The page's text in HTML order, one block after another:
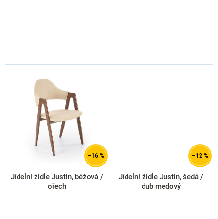
–16 %
Jídelní židle Justin, béžová /
ořech
–12 %
Jídelní židle Justin, šedá /
dub medový